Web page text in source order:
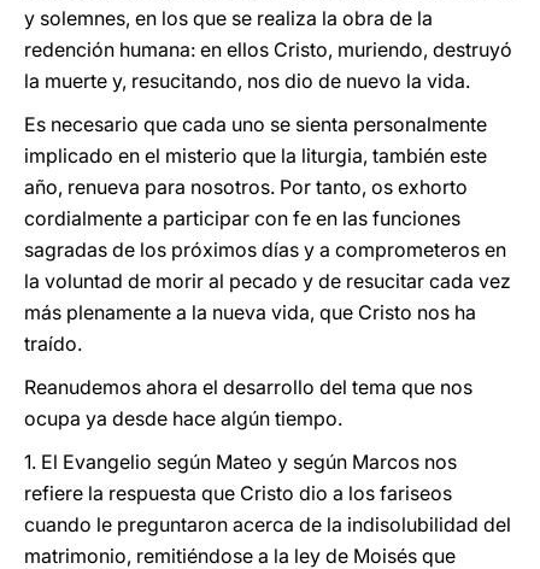
y solemnes, en los que se realiza la obra de la
redención humana: en ellos Cristo, muriendo, destruyó
la muerte y, resucitando, nos dio de nuevo la vida.
Es necesario que cada uno se sienta personalmente
implicado en el misterio que la liturgia, también este
año, renueva para nosotros. Por tanto, os exhorto
cordialmente a participar con fe en las funciones
sagradas de los próximos días y a comprometeros en
la voluntad de morir al pecado y de resucitar cada vez
más plenamente a la nueva vida, que Cristo nos ha
traído.
Reanudemos ahora el desarrollo del tema que nos
ocupa ya desde hace algún tiempo.
1. El Evangelio según Mateo y según Marcos nos
refiere la respuesta que Cristo dio a los fariseos
cuando le preguntaron acerca de la indisolubilidad del
matrimonio, remitiéndose a la ley de Moisés que